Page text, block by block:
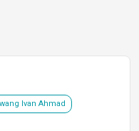
Ivan Ahmad